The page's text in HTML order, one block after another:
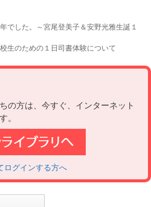
でした。～宮尾登美子＆安野光雅生誕１
生のための１日司書体験について
の方は、今すぐ、インターネット
。
ログインする方へ